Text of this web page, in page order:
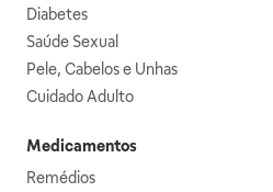
Diabetes
Saúde Sexual
Pele, Cabelos e Unhas
Cuidado Adulto
Medicamentos
Remédios